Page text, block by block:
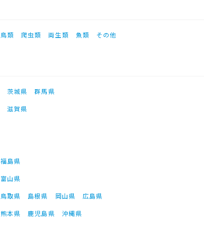
鳥類 爬虫類 両生類 魚類 その他
茨城県
群馬県
滋賀県
福島県
富山県
鳥取県 島根県 岡山県
広島県
熊本県 鹿児島県 沖縄県